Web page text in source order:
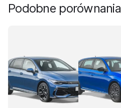
Podobne porównania